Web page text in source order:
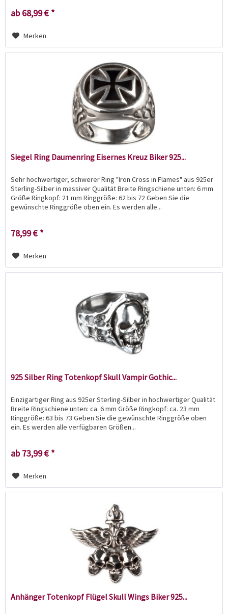
ab 68,99 € *
Merken
Siegel Ring Daumenring Eisernes Kreuz Biker 925...
Sehr hochwertiger, schwerer Ring "Iron Cross in Flames" aus 925er
Sterling-Silber in massiver Qualität Breite Ringschiene unten: 6 mm
Größe Ringkopf: 21 mm Ringgröße: 62 bis 72 Geben Sie die
gewünschte Ringgröße oben ein. Es werden alle...
78,99 € *
Merken
925 Silber Ring Totenkopf Skull Vampir Gothic...
Einzigartiger Ring aus 925er Sterling-Silber in hochwertiger Qualität
Breite Ringschiene unten: ca. 6 mm Größe Ringkopf: ca. 23 mm
Ringgröße: 63 bis 73 Geben Sie die gewünschte Ringgröße oben
ein. Es werden alle verfügbaren Größen...
ab 73,99 € *
Merken
Anhänger Totenkopf Flügel Skull Wings Biker 925...